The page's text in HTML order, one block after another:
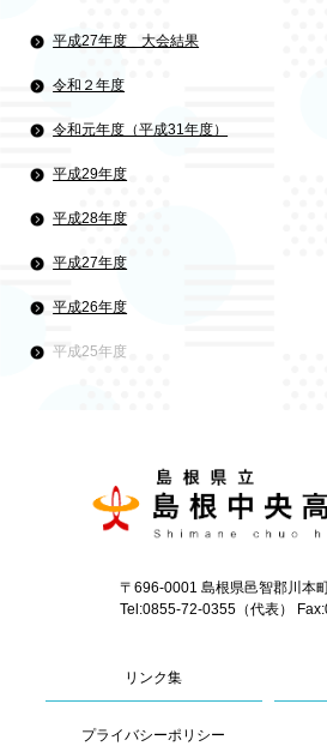
平成27年度 大会結果
令和２年度
令和元年度（平成31年度）
平成29年度
平成28年度
平成27年度
平成26年度
平成25年度
〒696-0001 島根県邑智郡川本
Tel:0855-72-0355（代表）
リンク集
プライバシーポリシー